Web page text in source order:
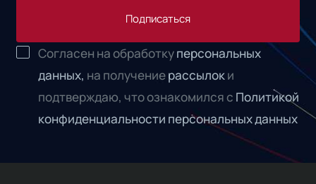
Подписаться
Согласен на обработкуперсональных
данных, на получениерассылоки
подтверждаю, что ознакомился с Политикой
конфиденциальности персональных данных